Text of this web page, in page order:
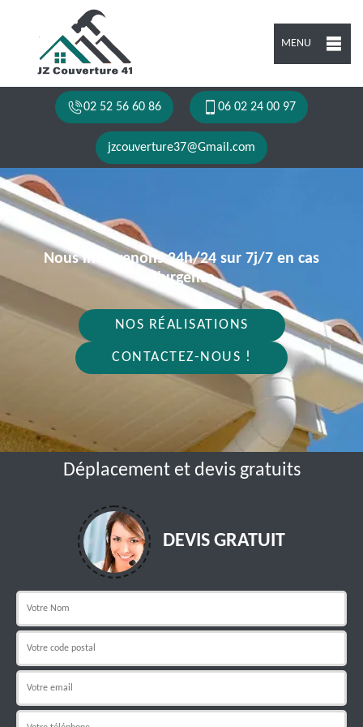
MENU
02 52 56 60 86 06 02 24 00 97
jzcouverture37@Gmail.com
Nous intervenons 24h/24 sur 7j/7 en cas
d'urgence
NOS RÉALISATIONS
CONTACTEZ-NOUS !
Déplacement et devis gratuits
DEVIS GRATUIT